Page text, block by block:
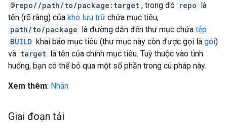
@repo//path/to/package:target , trong đó repo là
tên (rõ ràng) của kho lưu trữ chứa mục tiêu,
path/to/package là đường dẫn đến thư mục chứa tệp
BUILD khai báo mục tiêu (thư mục này còn được gọi là gói)
và target là tên của chính mục tiêu. Tuỳ thuộc vào tình
huống, bạn có thể bỏ qua một số phần trong cú pháp này.
Xem thêm: Nhãn
Giai đoạn tải